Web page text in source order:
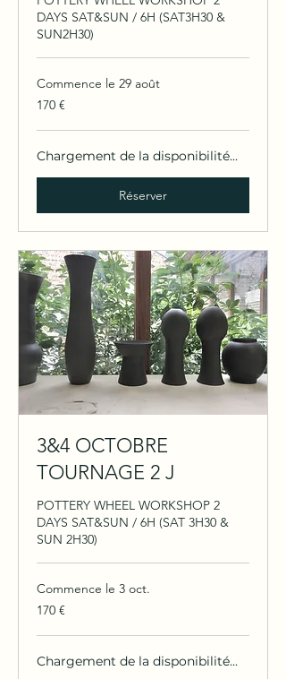
DAYS SAT&SUN / 6H (SAT3H30 &
SUN2H30)
Commence le 29 août
170
euros
170 €
Chargement de la disponibilité...
Réserver
3&4 OCTOBRE
TOURNAGE 2 J
POTTERY WHEEL WORKSHOP 2
DAYS SAT&SUN / 6H (SAT 3H30 &
SUN 2H30)
Commence le 3 oct.
170
euros
170 €
Chargement de la disponibilité...